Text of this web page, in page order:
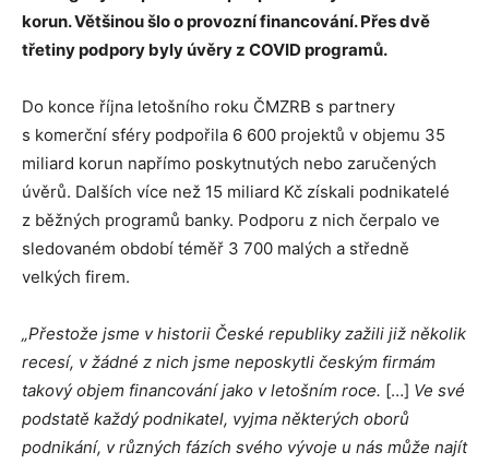
korun. Většinou šlo o provozní financování. Přes dvě
třetiny podpory byly úvěry z COVID programů.
Do konce října letošního roku ČMZRB s partnery
s komerční sféry podpořila 6 600 projektů v objemu 35
miliard korun napřímo poskytnutých nebo zaručených
úvěrů. Dalších více než 15 miliard Kč získali podnikatelé
z běžných programů banky. Podporu z nich čerpalo ve
sledovaném období téměř 3 700 malých a středně
velkých firem.
„Přestože jsme v historii České republiky zažili již několik
recesí, v žádné z nich jsme neposkytli českým firmám
takový objem financování jako v letošním roce. […] Ve své
podstatě každý podnikatel, vyjma některých oborů
podnikání, v různých fázích svého vývoje u nás může najít